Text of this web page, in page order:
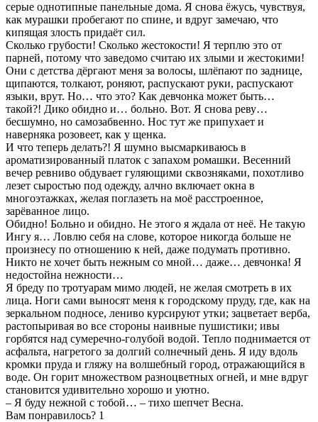
серые однотипные панельные дома. Я снова ёжусь, чувствуя,
как мурашки пробегают по спине, и вдруг замечаю, что
кипящая злость придаёт сил.
Сколько грубости! Сколько жестокости! Я терплю это от
парней, потому что заведомо считаю их злыми и жестокими!
Они с детства дёргают меня за волосы, шлёпают по заднице,
щипаются, толкают, роняют, распускают руки, распускают
языки, врут. Но… что это? Как девчонка может быть…
такой?! Дико обидно и… больно. Вот. Я снова реву…
бесшумно, но самозабвенно. Нос тут же припухает и
наверняка розовеет, как у щенка.
И что теперь делать?! Я шумно высмаркиваюсь в
ароматизированный платок с запахом ромашки. Весенний
вечер ревниво обдувает гуляющими сквозняками, похотливо
лезет сыростью под одежду, алчно включает окна в
многоэтажках, желая поглазеть на моё расстроенное,
зарёванное лицо.
Обидно! Больно и обидно. Не этого я ждала от неё. Не такую
Ингу я… Ловлю себя на слове, которое никогда больше не
произнесу по отношению к ней, даже подумать противно.
Никто не хочет быть нежным со мной… даже… девчонка! Я
недостойна нежности…
Я бреду по тротуарам мимо людей, не желая смотреть в их
лица. Ноги сами выносят меня к городскому пруду, где, как на
зеркальном подносе, лениво курсируют утки; зацветает верба,
растопыривая во все стороны наивные пушистики; ивы
горбятся над сумеречно-голубой водой. Тепло поднимается от
асфальта, нагретого за долгий солнечный день. Я иду вдоль
кромки пруда и гляжу на волшебный город, отражающийся в
воде. Он горит множеством разноцветных огней, и мне вдруг
становится удивительно хорошо и уютно.
– Я буду нежной с тобой… – тихо шепчет Весна.
Вам понравилось? 1